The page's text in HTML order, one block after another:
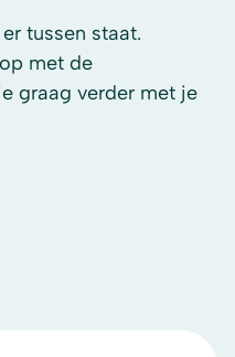
tussen staat.
met de
graag verder met je